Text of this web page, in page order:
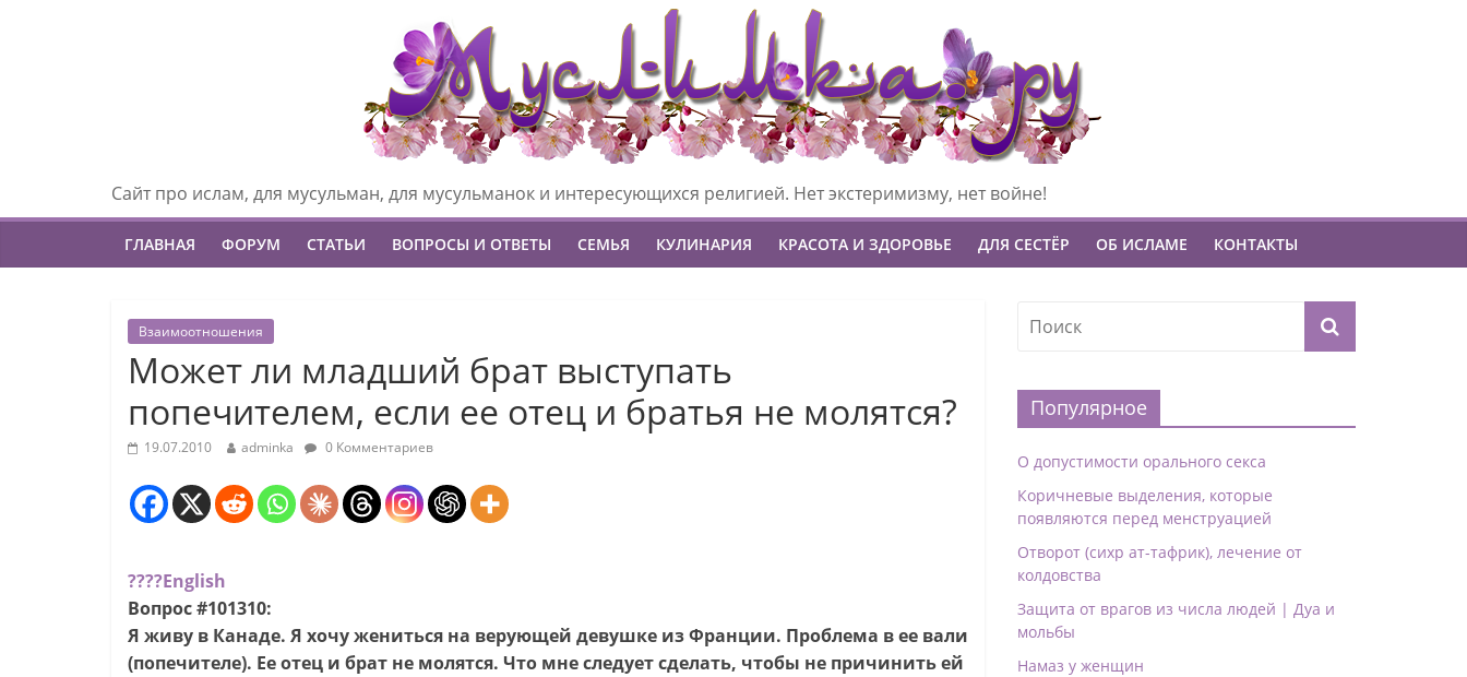
Сайт про ислам, для мусульман, для мусульманок и интересующихся религией. Нет экстеримизму, нет войне!
ГЛАВНАЯ ФОРУМ СТАТЬИ ВОПРОСЫ И ОТВЕТЫ СЕМЬЯ КУЛИНАРИЯ КРАСОТА И ЗДОРОВЬЕ ДЛЯ СЕСТЁР ОБ ИСЛАМЕ КОНТАКТЫ
Взаимоотношения
Может ли младший брат выступать
попечителем, если ее отец и братья не молятся?
19.07.2010 adminka 0 Комментариев
????English
Вопрос #101310:
Я живу в Канаде. Я хочу жениться на верующей девушке из Франции. Проблема в ее вали
(попечителе). Ее отец и брат не молятся. Что мне следует сделать, чтобы не причинить ей
Популярное
О допустимости орального секса
Коричневые выделения, которые
появляются перед менструацией
Отворот (сихр ат-тафрик), лечение от
колдовства
Защита от врагов из числа людей | Дуа и
мольбы
Намаз у женщин